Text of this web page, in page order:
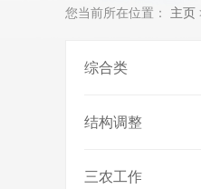
您当前所在位置： 主页
综合类
结构调整
三农工作